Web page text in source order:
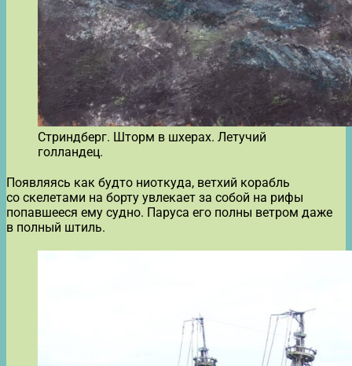
Стриндберг. Шторм в шхерах. Летучий
голландец.
Появляясь как будто ниоткуда, ветхий корабль
со скелетами на борту увлекает за собой на рифы
попавшееся ему судно. Паруса его полны ветром даже
в полный штиль.